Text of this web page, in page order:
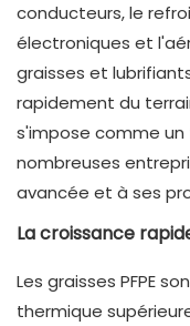
conducteurs, le
électroniques et
graisses et lubrifiants
rapidement du
s'impose comme un
nombreuses
avancée et à ses
La croissance
Les graisses PFPE
thermique